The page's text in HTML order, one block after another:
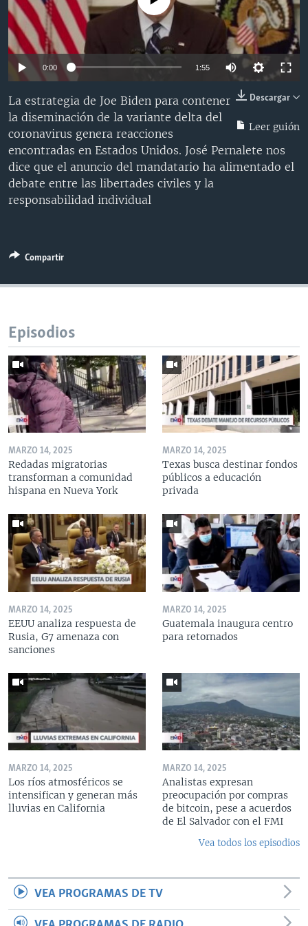
VENEZUELA
BRASIL
NICARAGUA
ECONOMÍA
ENTRETENIMIENTO Y CULTURA
TECNOLOGÍA
CIENCIA Y SALUD
MULTIMEDIA
VIDEOS
FOTOGRAFÍA
PROGRAMAS TV
EL MUNDO AL DÍA
VISIÓN 360
LAS CLAVES
PANORAMA
RADIO
AUDIONOTICIAS
BUENOS DÍAS AMÉRICA
ESTADOS UNIDOS AL DÍA
EL MUNDO AL DÍA [RADIO]
FORO [RADIO]
NOTA ECONÓMICA
ENTRETENIMIENTO
DOCUMENTALES DE LA VOA
Learning English
SÍGANOS
0:00 1:55
Descargar
Leer guión
La estrategia de Joe Biden para contener
la diseminación de la variante delta del
coronavirus genera reacciones
encontradas en Estados Unidos. José Pernalete nos
dice que el anuncio del mandatario ha alimentado el
debate entre las libertades civiles y la
responsabilidad individual
Compartir
Episodios
MARZO 14, 2025
Redadas migratorias
transforman a comunidad
hispana en Nueva York
MARZO 14, 2025
Texas busca destinar fondos
públicos a educación
privada
MARZO 14, 2025
EEUU analiza respuesta de
Rusia, G7 amenaza con
sanciones
MARZO 14, 2025
Guatemala inaugura centro
para retornados
MARZO 14, 2025
Los ríos atmosféricos se
intensifican y generan más
lluvias en California
MARZO 14, 2025
Analistas expresan
preocupación por compras
de bitcoin, pese a acuerdos
de El Salvador con el FMI
Vea todos los episodios
VEA PROGRAMAS DE TV